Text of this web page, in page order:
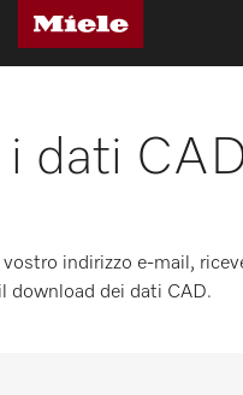
i dati
indirizzo e-mail,
download dei dati CAD.